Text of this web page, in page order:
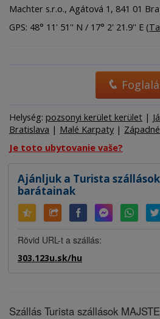
Machter s.r.o., Agátová 1, 841 01
GPS: 48° 11' 51'' N / 17° 2' 21.9'' E (
Helység: pozsonyi kerület kerület |
Bratislava | Malé Karpaty |
Je toto ubytovanie vaše?
Ajánljuk a Turista szállások
barátainak
Rövid URL-t a szállás:
303.123u.sk/hu
Szállás Turista szállások